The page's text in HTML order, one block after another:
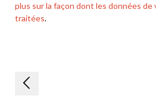
plus sur la façon dont les données
traitées.
Navigation